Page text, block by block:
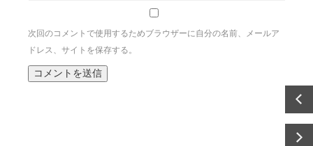
次回のコメントで使用するためブラウザーに自分の名前、メールア
ドレス、サイトを保存する。